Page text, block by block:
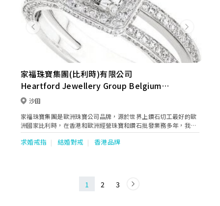
Previous Next
家福珠寶集團(比利時)有限公司
Heartford Jewellery Group Belgium
Limited
沙田
家福珠寶集團是歐洲珠寶公司品牌，源於世界上鑽石切工最好的歐
洲國家比利時，在香港和歐洲經營珠寶和鑽石批發業務多年，我們
的產品暢銷歐美亞各國珠寶商，我們出眾的產品設計和工藝細膩的
高品質珠寶得到世界各地珠寶商和顧客的一致好評，是行業內最有
求婚戒指 結婚對戒 香港品牌
1 2 3